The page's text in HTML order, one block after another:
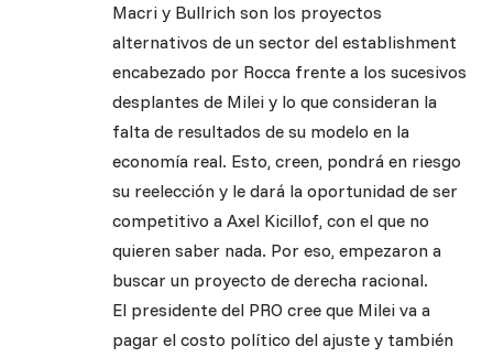
Macri y Bullrich son los proyectos
alternativos de un sector del establishment
encabezado por Rocca frente a los sucesivos
desplantes de Milei y lo que consideran la
falta de resultados de su modelo en la
economía real. Esto, creen, pondrá en riesgo
su reelección y le dará la oportunidad de ser
competitivo a Axel Kicillof, con el que no
quieren saber nada. Por eso, empezaron a
buscar un proyecto de derecha racional.
El presidente del PRO cree que Milei va a
pagar el costo político del ajuste y también